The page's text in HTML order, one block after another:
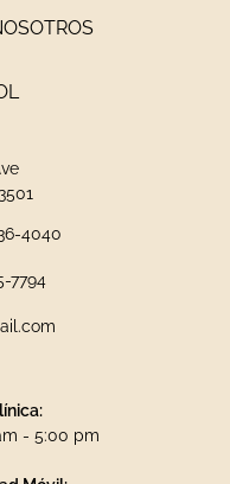
4040
7794
- 5:00 pm